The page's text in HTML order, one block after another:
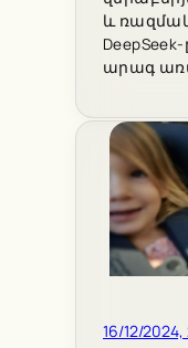
և
արագ
16/12/2024,